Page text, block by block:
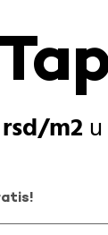
rsd